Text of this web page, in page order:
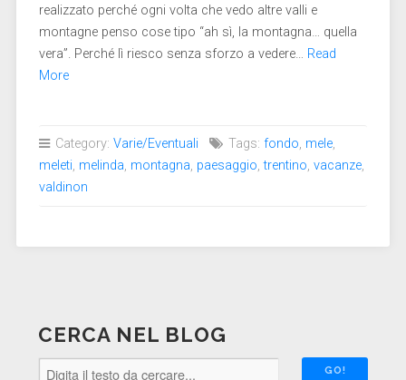
realizzato perché ogni volta che vedo altre valli e
montagne penso cose tipo “ah sì, la montagna… quella
vera”. Perché lì riesco senza sforzo a vedere… Read
More
Category: Varie/Eventuali Tags: fondo, mele,
meleti, melinda, montagna, paesaggio,trentino, vacanze,
valdinon
CERCA NEL BLOG